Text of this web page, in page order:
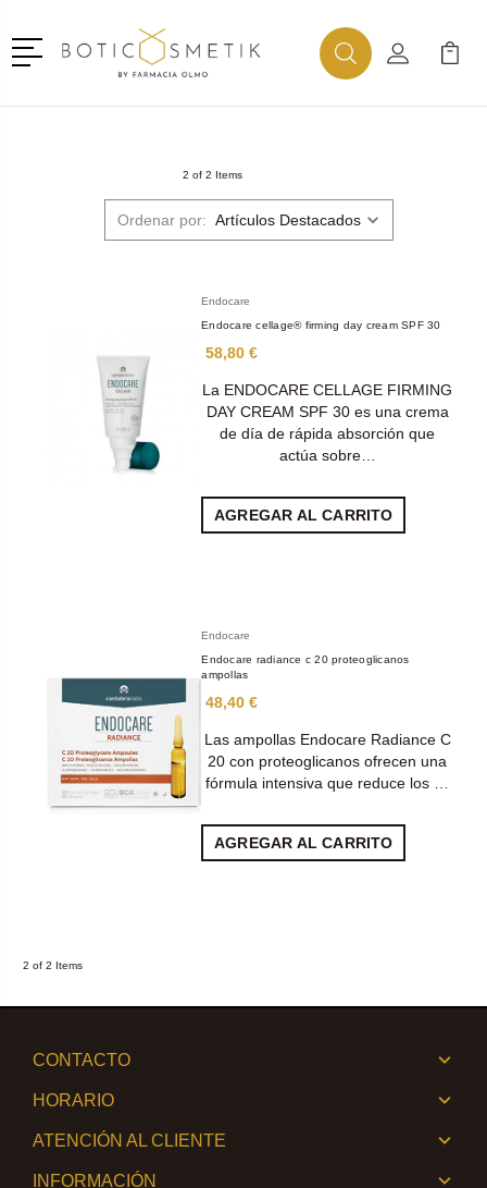
Menú
BuscarMi Cuenta
Mi
2 of 2 Items
Ordenar por:
Endocare
Endocare cellage® firming day cream SPF 30
58,80 €
La ENDOCARE CELLAGE FIRMING
DAY CREAM SPF 30 es una crema
de día de rápida absorción que
actúa sobre…
AGREGAR AL CARRITO
Endocare
Endocare radiance c 20 proteoglicanos
ampollas
48,40 €
Las ampollas Endocare Radiance C
20 con proteoglicanos ofrecen una
fórmula intensiva que reduce los …
AGREGAR AL CARRITO
2 of 2 Items
CONTACTO
HORARIO
ATENCIÓN AL CLIENTE
INFORMACIÓN